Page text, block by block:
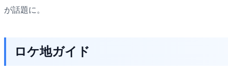
が話題に。
ロケ地ガイド